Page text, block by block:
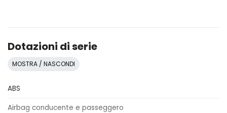
Dotazioni di serie
MOSTRA / NASCONDI
ABS
Airbag conducente e passeggero